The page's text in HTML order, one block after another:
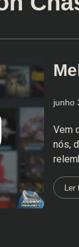
junho
Vem
nós,
Ler